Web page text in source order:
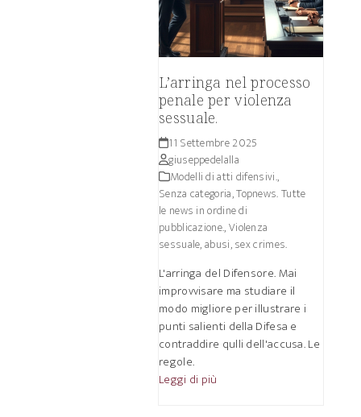
L’arringa nel processo
penale per violenza
sessuale.
11 Settembre 2025
giuseppedelalla
Modelli di atti difensivi.,
Senza categoria,Topnews. Tutte
le news in ordine di
pubblicazione.,Violenza
sessuale, abusi, sex crimes.
L'arringa del Difensore. Mai
improvvisare ma studiare il
modo migliore per illustrare i
punti salienti della Difesa e
contraddire qulli dell'accusa. Le
regole.
Leggi di più